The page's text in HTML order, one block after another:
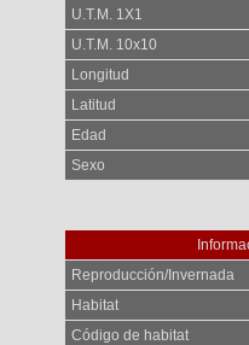
U.T.M. 1X1
U.T.M. 10x10
Longitud
Latitud
Edad
Sexo
Reproducción/Invernada
Habitat
Código de habitat